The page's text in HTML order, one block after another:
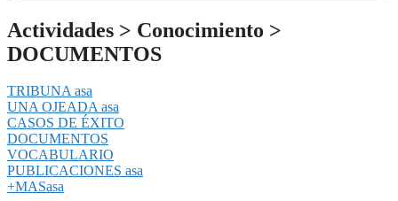
Actividades > Conocimiento >
DOCUMENTOS
TRIBUNA asa
UNA OJEADA asa
CASOS DE ÉXITO
DOCUMENTOS
VOCABULARIO
PUBLICACIONES asa
+MASasa